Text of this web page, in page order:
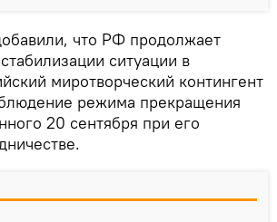
что РФ продолжает
ситуации в
миротворческий контингент
режима прекращения
20 сентября при его